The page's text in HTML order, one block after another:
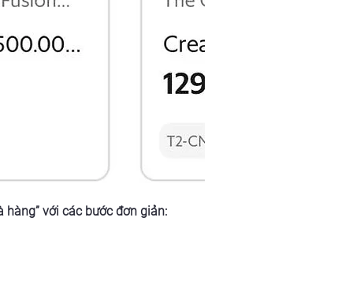
hàng” với các bước đơn giản: